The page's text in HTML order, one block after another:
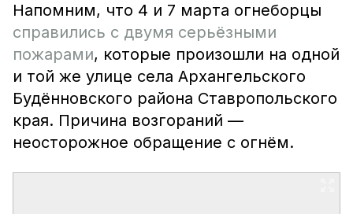
Напомним, что 4 и 7 марта огнеборцы
справились с двумя серьёзными
пожарами, которые произошли на одной
и той же улице села Архангельского
Будённовского района Ставропольского
края. Причина возгораний —
неосторожное обращение с огнём.